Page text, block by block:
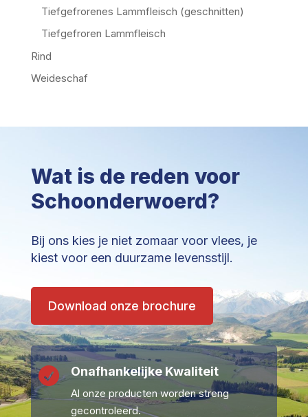
Tiefgefrorenes Lammfleisch (geschnitten)
Tiefgefroren Lammfleisch
Rind
Weideschaf
Wat is de reden voor
Schoonderwoerd?
Bij ons kies je niet zomaar voor vlees, je
kiest voor een duurzame levensstijl.
Download onze brochure
 Onafhankelijke Kwaliteit
Al onze producten worden streng
gecontroleerd.